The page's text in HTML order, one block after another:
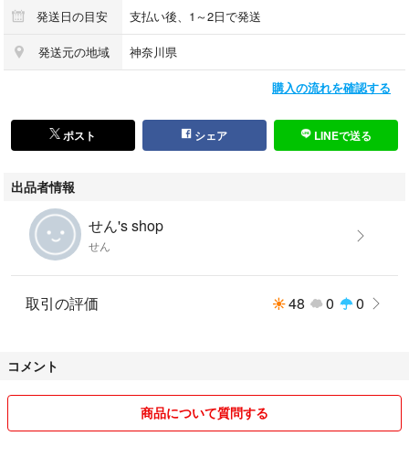
発送日の目安 支払い後、1～2日で発送
発送元の地域 神奈川県
購入の流れを確認する
ポスト シェア LINEで送る
出品者情報
せん's shop
せん
取引の評価 48 0 0
コメント
商品について質問する